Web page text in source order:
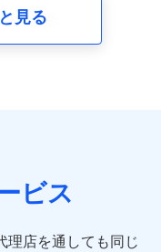
ドコモおよび提携
ーソナルデータを分
見る
ビス
理店を通しても同じ